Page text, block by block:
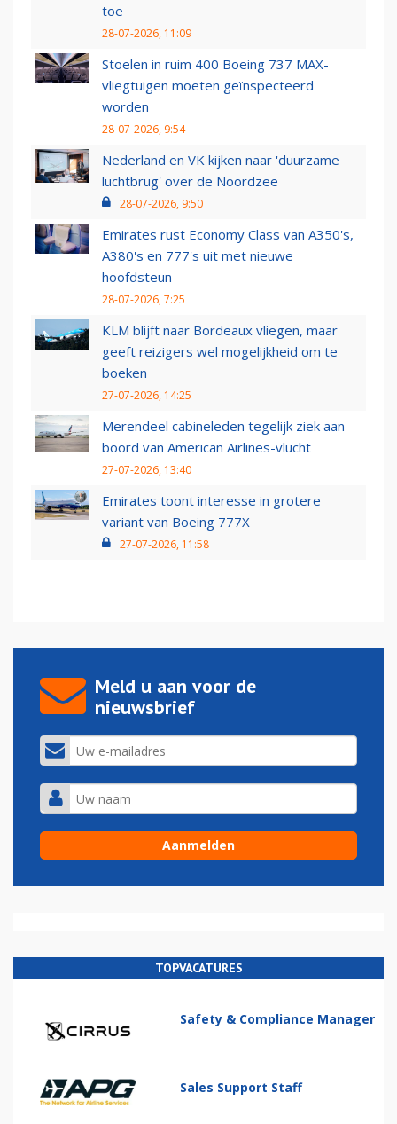
toe
28-07-2026, 11:09
Stoelen in ruim 400 Boeing 737 MAX-
vliegtuigen moeten geïnspecteerd
worden
28-07-2026, 9:54
Nederland en VK kijken naar 'duurzame
luchtbrug' over de Noordzee
28-07-2026, 9:50
Emirates rust Economy Class van A350's,
A380's en 777's uit met nieuwe
hoofdsteun
28-07-2026, 7:25
KLM blijft naar Bordeaux vliegen, maar
geeft reizigers wel mogelijkheid om te
boeken
27-07-2026, 14:25
Merendeel cabineleden tegelijk ziek aan
boord van American Airlines-vlucht
27-07-2026, 13:40
Emirates toont interesse in grotere
variant van Boeing 777X
27-07-2026, 11:58
Meld u aan voor de
nieuwsbrief
TOPVACATURES
Safety & Compliance Manager
Sales Support Staff